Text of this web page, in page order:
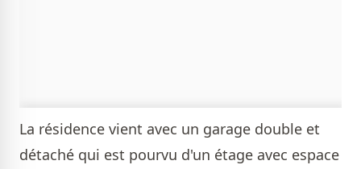
La résidence vient avec un garage double et
détaché qui est pourvu d'un étage avec espace